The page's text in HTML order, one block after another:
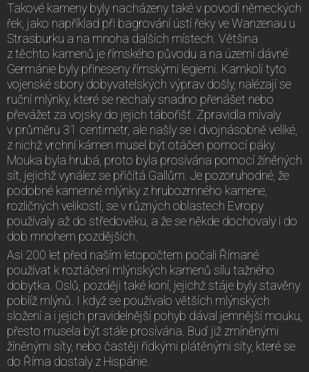
Takové kameny byly nacházeny také v povodí německých
řek, jako například při bagrování ústí řeky ve Wanzenau u
Strasburku a na mnoha dalších místech. Většina
z těchto kamenů je římského původu a na území dávné
Germánie byly přineseny římskými legiemi. Kamkoli tyto
vojenské sbory dobyvatelských výprav došly, nalézají se
ruční mlýnky, které se nechaly snadno přenášet nebo
převážet za vojsky do jejich tábořišť. Zpravidla mívaly
v průměru 31 centimetr, ale našly se i dvojnásobně veliké,
z nichž vrchní kámen musel být otáčen pomocí páky.
Mouka byla hrubá, proto byla prosívána pomocí žíněných
sít, jejichž vynález se přičítá Gallům. Je pozoruhodné, že
podobné kamenné mlýnky z hrubozrnného kamene,
rozličných velikostí, se v různých oblastech Evropy
používaly až do středověku, a že se někde dochovaly i do
dob mnohem pozdějších.
Asi 200 let před naším letopočtem počali Římané
používat k roztáčení mlýnských kamenů sílu tažného
dobytka. Oslů, později také koní, jejichž stáje byly stavěny
poblíž mlýnů. I když se používalo větších mlýnských
složení a i jejich pravidelnější pohyb dával jemnější mouku,
přesto musela být stále prosívána. Buď již zmíněnými
žíněnými síty, nebo častěji řídkými plátěnými síty, které se
do Říma dostaly z Hispánie.